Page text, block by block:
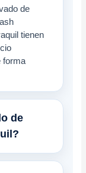
de
tienen
forma
de